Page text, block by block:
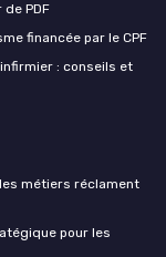
PDF
financée par le CPF
: conseils et
métiers réclament
pour les